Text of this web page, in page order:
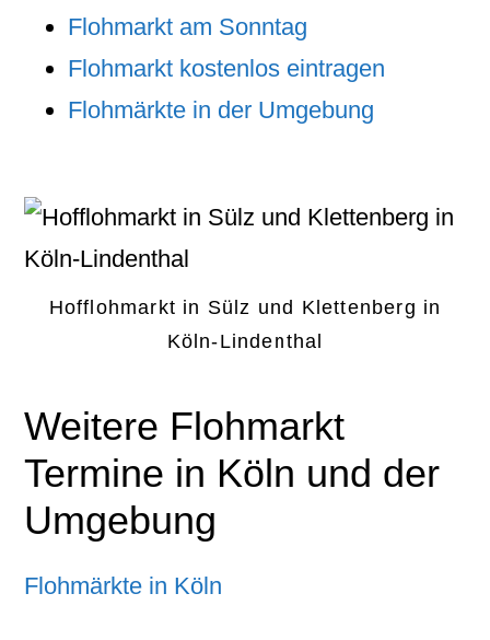
Flohmarkt am Sonntag
Flohmarkt kostenlos eintragen
Flohmärkte in der Umgebung
Hofflohmarkt in Sülz und Klettenberg in
Köln-Lindenthal
Weitere Flohmarkt
Termine in Köln und der
Umgebung
Flohmärkte in Köln